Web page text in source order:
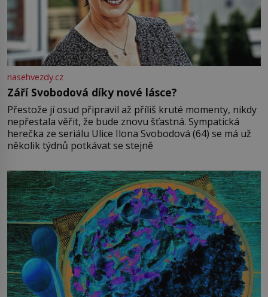
nasehvezdy.cz
Září Svobodová díky nové lásce?
Přestože jí osud připravil až příliš kruté momenty, nikdy
nepřestala věřit, že bude znovu šťastná. Sympatická
herečka ze seriálu Ulice Ilona Svobodová (64) se má už
několik týdnů potkávat se stejně